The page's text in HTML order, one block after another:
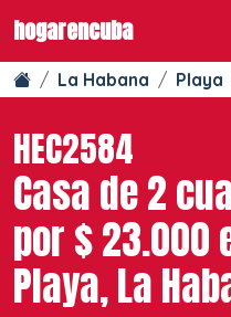
hogarencuba
La Habana Playa
HEC2584
Casa de 2
por $ 23.000
Playa, La